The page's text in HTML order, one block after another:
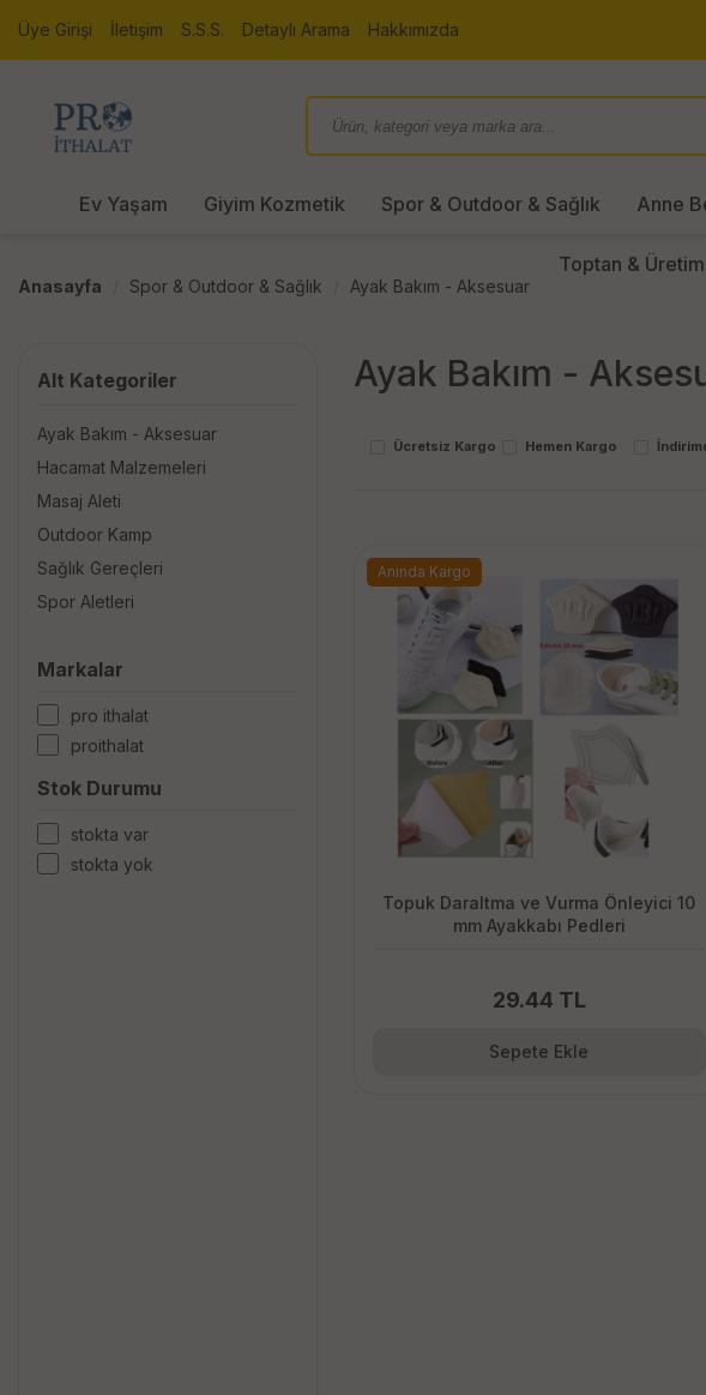
Üye Girişi İletişim S.S.S. Detaylı Arama Hakkımızda
Ev Yaşam Giyim Kozmetik Spor & Outdoor & Sağlık Anne
Toptan &
Anasayfa Spor & Outdoor & Sağlık Ayak Bakım - Aksesuar
Alt Kategoriler
Ayak Bakım - Aksesuar
Hacamat Malzemeleri
Masaj Aleti
Outdoor Kamp
Sağlık Gereçleri
Spor Aletleri
Markalar
pro i̇thalat
proithalat
Stok Durumu
stokta var
stokta yok
Ayak Bakım -
Ücretsiz Kargo Hemen Kargo
Topuk Daraltma ve Vurma Önleyici 10
mm Ayakkabı Pedleri
29.44 TL
Anında Kargo
Sepete Ekle